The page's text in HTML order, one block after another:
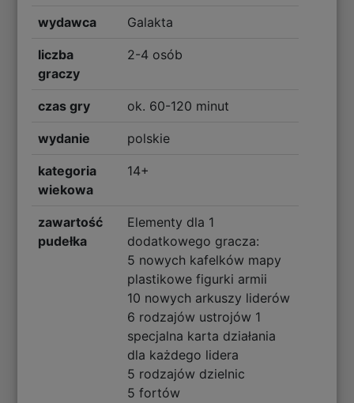
wydawca Galakta
liczba
graczy
2-4 osób
czas gry ok. 60-120 minut
wydanie polskie
kategoria
wiekowa
14+
zawartość
pudełka
Elementy dla 1
dodatkowego gracza:
5 nowych kafelków mapy
plastikowe figurki armii
10 nowych arkuszy liderów
6 rodzajów ustrojów 1
specjalna karta działania
dla każdego lidera
5 rodzajów dzielnic
5 fortów